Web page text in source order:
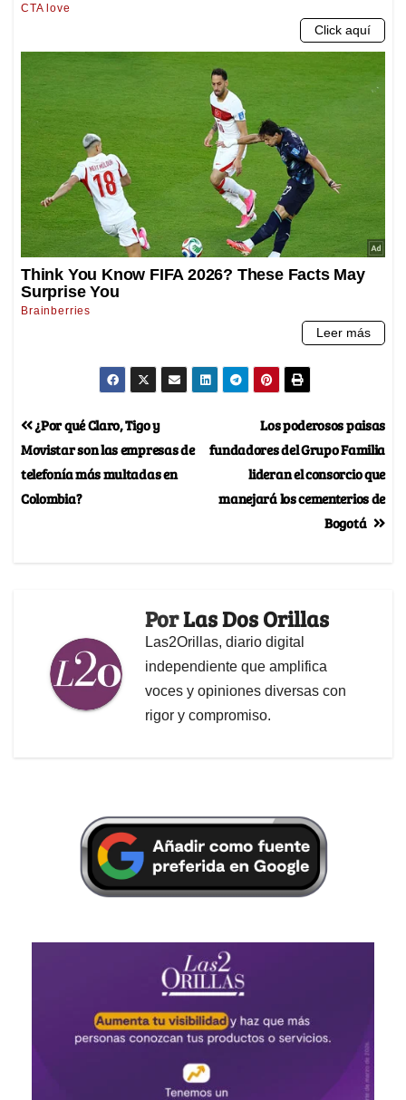
Los poderosos paisas
fundadores del Grupo Familia
lideran el consorcio que
manejará los cementerios de
Bogotá
¿Por qué Claro, Tigo y
Movistar son las empresas de
telefonía más multadas en
Colombia?
PorLas Dos Orillas
Las2Orillas, diario digital
independiente que amplifica
voces y opiniones diversas con
rigor y compromiso.